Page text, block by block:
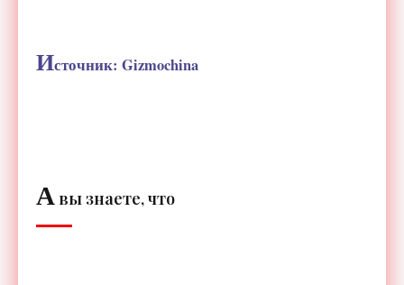
Источник: Gizmochina
А вы знаете, что